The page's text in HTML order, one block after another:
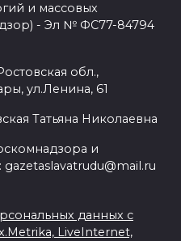
и массовых
- Эл № ФС77-84794
обл.,
ул.Ленина, 61
Татьяна Николаевна
и
данных с
LiveInternet,